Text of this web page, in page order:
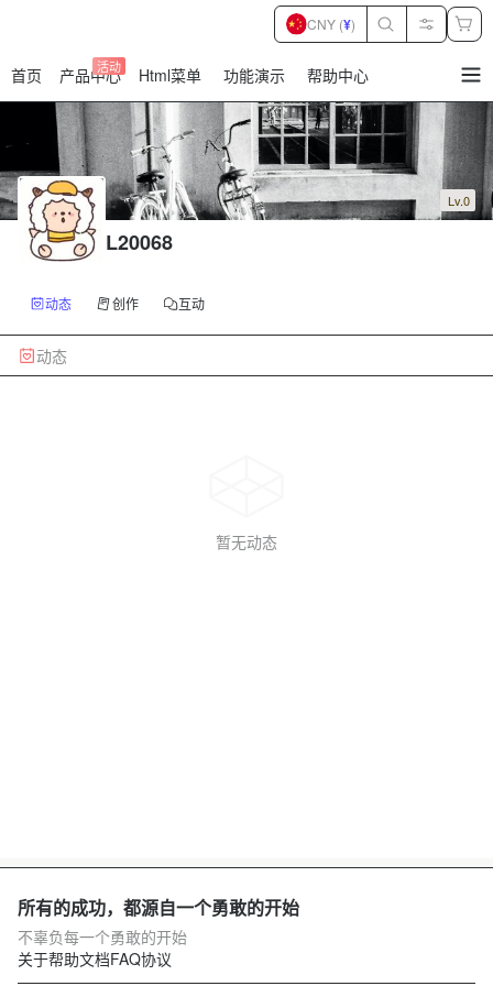
首页 产品中心
活动 Html菜单 功能演示 帮助中心
CNY (¥)
Lv.0
L20068
动态 创作 互动
动态
暂无动态
所有的成功，都源自一个勇敢的开始
不辜负每一个勇敢的开始
关于帮助文档FAQ协议